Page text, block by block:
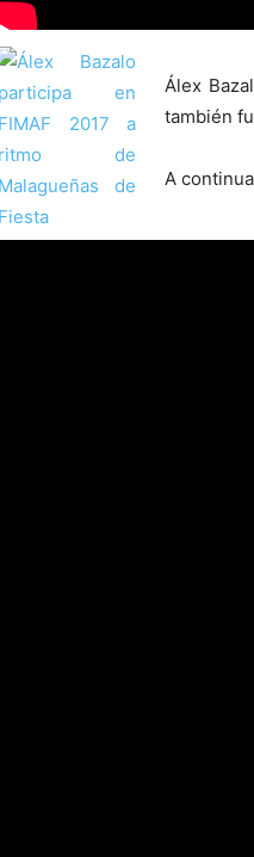
Álex
también
A